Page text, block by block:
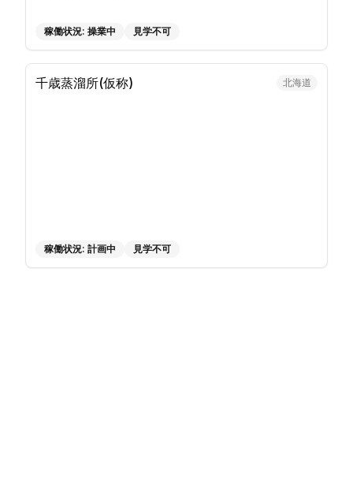
稼働状況: 操業中 見学不可
千歳蒸溜所(仮称) 北海道
稼働状況: 計画中 見学不可